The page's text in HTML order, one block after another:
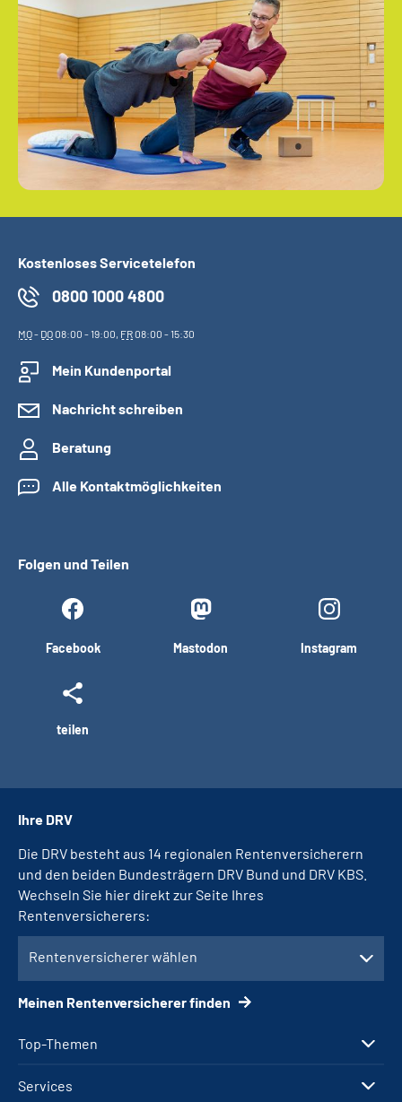
Kostenloses Servicetelefon
0800 1000 4800
MO- DO08:00 - 19:00, FR08:00 - 15:30
Mein Kundenportal
Nachricht schreiben
Beratung
Alle Kontaktmöglichkeiten
Folgen und Teilen
Facebook Mastodon Instagram
teilen
Top-Themen
Services
Ihre DRV
Die DRV besteht aus 14 regionalen Rentenversicherern
und den beiden Bundesträgern DRV Bund und DRV KBS.
Wechseln Sie hier direkt zur Seite Ihres
Rentenversicherers:
Rentenversicherer wählen
Meinen Rentenversicherer finden